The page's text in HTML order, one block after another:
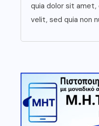
quia dolor sit
velit, sed quia non